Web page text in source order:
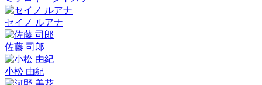
セイノ ルアナ
佐藤 司郎
小松 由紀